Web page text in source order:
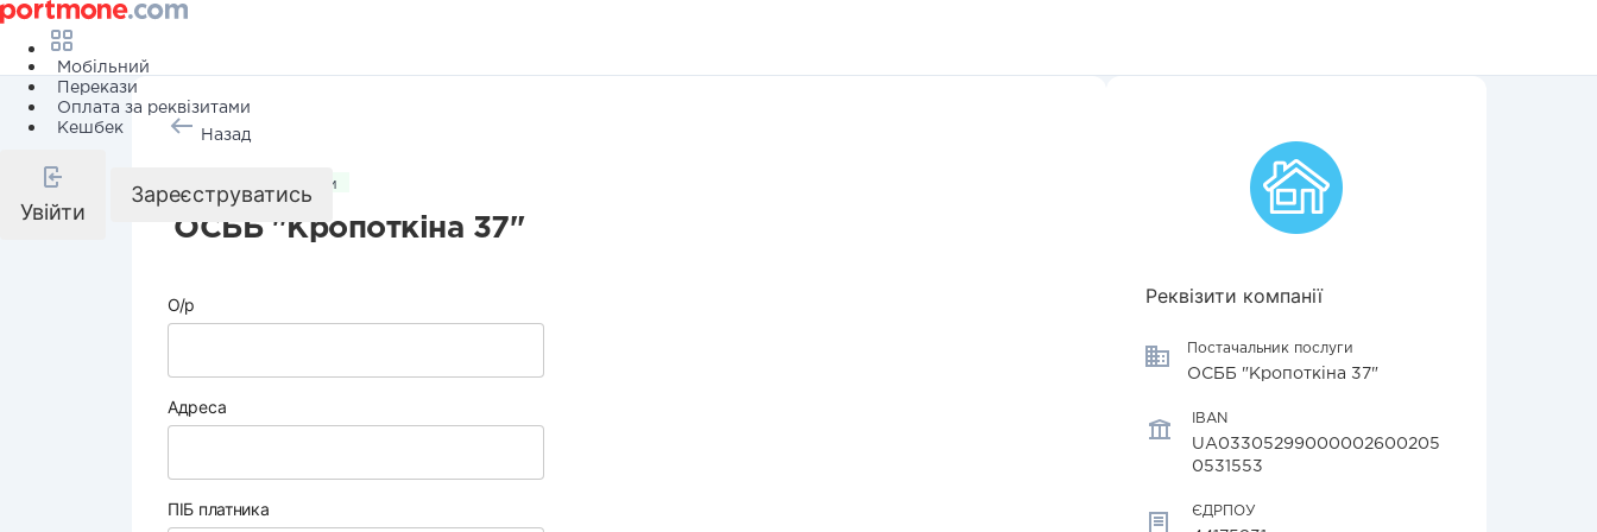
Мобільний
Перекази
Оплата за реквізитами
Кешбек
Увійти
Зареєструватись
Назад
Комунальні послуги
ОСББ "Кропоткіна 37"
О/р
Адреса
ПІБ платника
Реквізити компанії
Постачальник послуги
ОСББ "Кропоткіна 37"
IBAN
UA03305299000002600205
0531553
ЄДРПОУ